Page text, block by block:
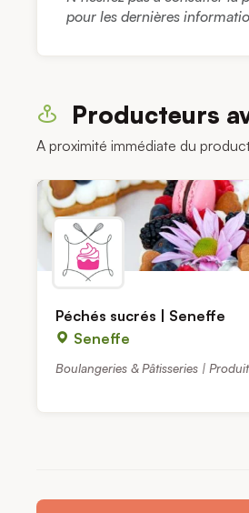
pour les dernières
Producteurs
A proximité immédiate du
Péchés sucrés | Seneffe
Seneffe
Boulangeries & Pâtisseries |